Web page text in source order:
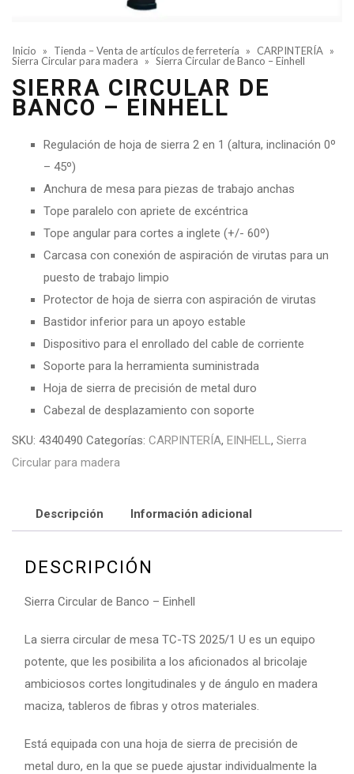
Inicio » Tienda – Venta de artículos de ferretería » CARPINTERÍA »
Sierra Circular para madera
» Sierra Circular de Banco – Einhell
SIERRA CIRCULAR DE
BANCO – EINHELL
Regulación de hoja de sierra 2 en 1 (altura, inclinación 0º
– 45º)
Anchura de mesa para piezas de trabajo anchas
Tope paralelo con apriete de excéntrica
Tope angular para cortes a inglete (+/- 60º)
Carcasa con conexión de aspiración de virutas para un
puesto de trabajo limpio
Protector de hoja de sierra con aspiración de virutas
Bastidor inferior para un apoyo estable
Dispositivo para el enrollado del cable de corriente
Soporte para la herramienta suministrada
Hoja de sierra de precisión de metal duro
Cabezal de desplazamiento con soporte
SKU: 4340490 Categorías: CARPINTERÍA, EINHELL , Sierra
Circular para madera
Descripción Información adicional
DESCRIPCIÓN
Sierra Circular de Banco – Einhell
La sierra circular de mesa TC-TS 2025/1 U es un equipo
potente, que les posibilita a los aficionados al bricolaje
ambiciosos cortes longitudinales y de ángulo en madera
maciza, tableros de fibras y otros materiales.
Está equipada con una hoja de sierra de precisión de
metal duro, en la que se puede ajustar individualmente la